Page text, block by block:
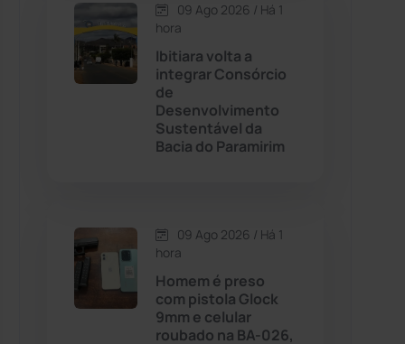
Cordeiros
Dom Basílio
(1236)
Érico Cardoso
Esportes
(24)
09 Ago 2026 / Há 1
hora
Ibitiara volta a
integrar Consórcio
de
Desenvolvimento
Sustentável da
Bacia do Paramirim
09 Ago 2026 / Há 1
hora
Homem é preso
com pistola Glock
9mm e celular
roubado na BA-026,